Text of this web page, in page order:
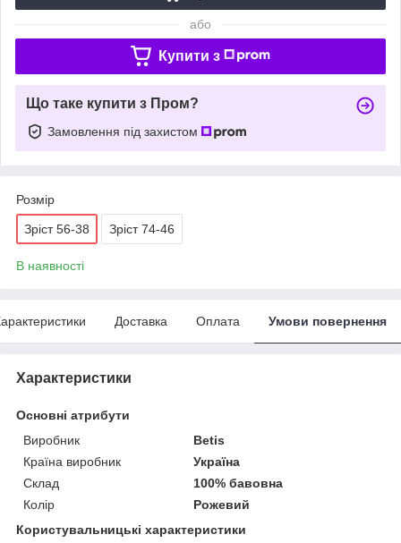
або
Купити з
Що таке купити з Пром?
Замовлення під захистом
Розмір
Зріст 56-38 Зріст 74-46
В наявності
Доставка Оплата Умови повернення
Характеристики
Основні атрибути
Виробник
Betis
Країна виробник
Україна
Склад
100% бавовна
Колір
Рожевий
Користувальницькі характеристики